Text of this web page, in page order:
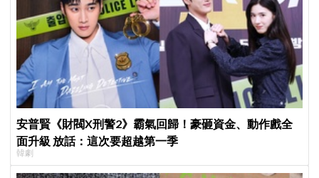
安普賢《財閥X刑警2》霸氣回歸！豪砸資金、動作戲全
面升級 放話：這次要超越第一季
韓劇